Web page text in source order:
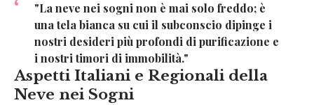
"La neve nei sogni non è mai solo freddo; è
una tela bianca su cui il subconscio dipinge i
nostri desideri più profondi di purificazione e
i nostri timori di immobilità."
Aspetti Italiani e Regionali della
Neve nei Sogni